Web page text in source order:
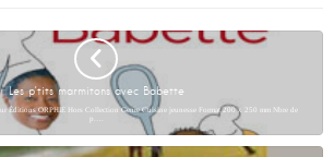
Les p’tits marmitons avec Babette
Éditions ORPHIE Hors Collection Genre Cuisine jeunesse Format 200 x 250 mm Nbre de
p.…